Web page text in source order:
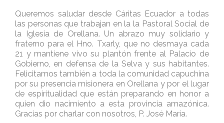
Queremos saludar desde Cáritas Ecuador a todas
las personas que trabajan en la la Pastoral Social de
la Iglesia de Orellana. Un abrazo muy solidario y
fraterno para el Hno. Txarly, que no desmaya cada
21 y mantiene vivo su plantón frente al Palacio de
Gobierno, en defensa de la Selva y sus habitantes.
Felicitamos también a toda la comunidad capuchina
por su presencia misionera en Orellana y por el lugar
de espiritualidad que están preparando en honor a
quien dio nacimiento a esta provincia amazónica.
Gracias por charlar con nosotros, P. José María.